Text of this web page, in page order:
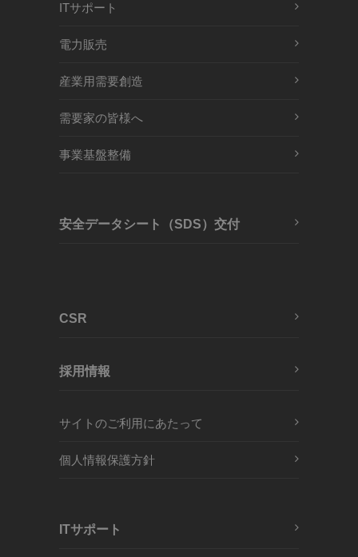
ITサポート
電力販売
産業用需要創造
需要家の皆様へ
事業基盤整備
安全データシート（SDS）交付
CSR
採用情報
サイトのご利用にあたって
個人情報保護方針
ITサポート